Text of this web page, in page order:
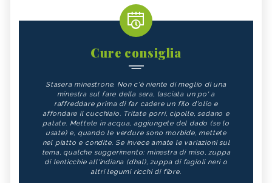
Cure consiglia
Stasera minestrone. Non c'è niente di meglio di una
minestra sul fare della sera, lasciata un po' a
raffreddare prima di far cadere un filo d'olio e
affondare il cucchiaio. Tritate porri, cipolle, sedano e
patate. Mettete in acqua, aggiungete del dado (se lo
usate) e, quando le verdure sono morbide, mettete
nel piatto e condite. Se invece amate le variazioni sul
tema, qualche suggerimento: minestra di miso, zuppa
di lenticchie all'indiana (dhal), zuppa di fagioli neri o
altri legumi ricchi di fibre.